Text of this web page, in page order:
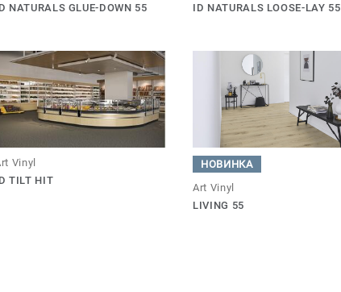
NATURALS GLUE-DOWN 55
ID NATURALS LOOSE-LAY 55
Vinyl
TILT HIT
НОВИНКА
Art Vinyl
LIVING 55